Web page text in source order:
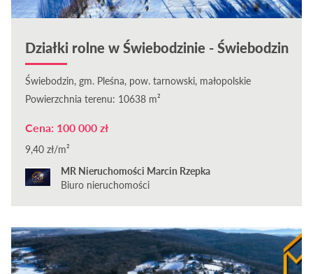
Działki rolne w Świebodzinie - Świebodzin
Świebodzin, gm. Pleśna, pow. tarnowski, małopolskie
Powierzchnia terenu: 10638 m²
Cena: 100 000 zł
9,40 zł/m²
MR Nieruchomości Marcin Rzepka
Biuro nieruchomości